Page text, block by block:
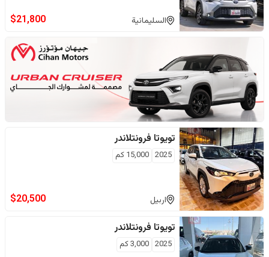
السليمانية $21,800
تويوتا فرونتلاندر
2025
15,000 كم
اربيل $20,500
تويوتا فرونتلاندر
2025
3,000كم